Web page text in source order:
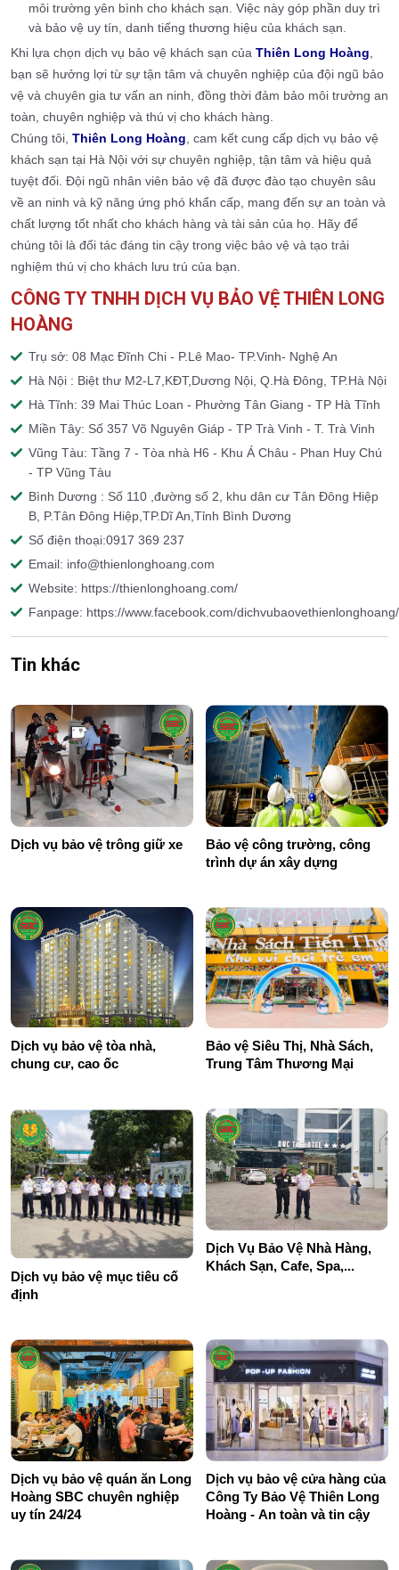
môi trường yên bình cho khách sạn. Việc này góp phần duy trì
và bảo vệ uy tín, danh tiếng thương hiệu của khách sạn.
Khi lựa chọn dịch vụ bảo vệ khách sạn của Thiên Long Hoàng
bạn sẽ hưởng lợi từ sự tận tâm và chuyên nghiệp của đội ngũ bảo
vệ và chuyên gia tư vấn an ninh, đồng thời đảm bảo môi trường an
toàn, chuyên nghiệp và thú vị cho khách hàng.
Chúng tôi, Thiên Long Hoàng , cam kết cung cấp dịch vụ bảo vệ
khách sạn tại Hà Nội với sự chuyên nghiệp, tận tâm và hiệu quả
tuyệt đối. Đội ngũ nhân viên bảo vệ đã được đào tạo chuyên sâu
về an ninh và kỹ năng ứng phó khẩn cấp, mang đến sự an toàn và
chất lượng tốt nhất cho khách hàng và tài sản của họ. Hãy để
chúng tôi là đối tác đáng tin cậy trong việc bảo vệ và tạo trải
nghiệm thú vị cho khách lưu trú của bạn.
CÔNG TY TNHH DỊCH VỤ BẢO VỆ THIÊN LONG
HOÀNG
Trụ sở: 08 Mạc Đĩnh Chi - P.Lê Mao- TP.Vinh- Nghệ An
Hà Nội : Biệt thư M2-L7,KĐT,Dương Nội, Q.Hà Đông, TP.Hà Nội
Hà Tĩnh: 39 Mai Thúc Loan - Phường Tân Giang - TP Hà Tĩnh
Miền Tây: Số 357 Võ Nguyên Giáp - TP Trà Vinh - T. Trà Vinh
Vũng Tàu: Tầng 7 - Tòa nhà H6 - Khu Á Châu - Phan Huy Chú
- TP Vũng Tàu
Bình Dương : Số 110 ,đường số 2, khu dân cư Tân Đông Hiệp
B, P.Tân Đông Hiệp,TP.Dĩ An,Tỉnh Bình Dương
Số điện thoại:0917 369 237
Email: info@thienlonghoang.com
Website: https://thienlonghoang.com/
Fanpage: https://www.facebook.com/dichvubaovethienlonghoang/
Tin khác
Dịch vụ bảo vệ trông giữ xe
Bảo vệ công trường, công
trình dự án xây dựng
Dịch vụ bảo vệ tòa nhà,
chung cư, cao ốc
Bảo vệ Siêu Thị, Nhà Sách,
Trung Tâm Thương Mại
Dịch vụ bảo vệ mục tiêu cố
định
Dịch Vụ Bảo Vệ Nhà Hàng,
Khách Sạn, Cafe, Spa,...
Dịch vụ bảo vệ quán ăn Long
Hoàng SBC chuyên nghiệp
uy tín 24/24
Dịch vụ bảo vệ cửa hàng của
Công Ty Bảo Vệ Thiên Long
Hoàng - An toàn và tin cậy